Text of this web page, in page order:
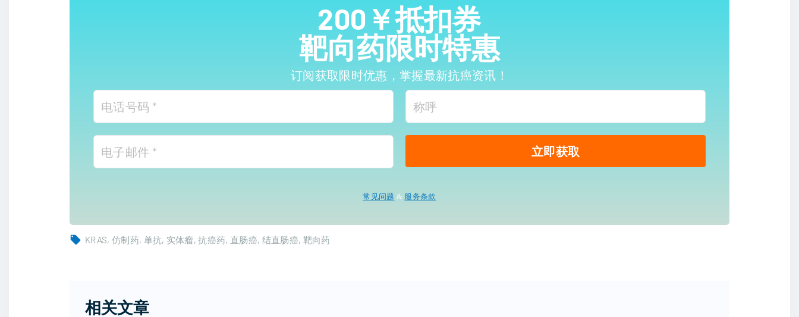
200￥抵扣券
靶向药限时特惠
订阅获取限时优惠，掌握最新抗癌资讯！
常见问题 & 服务条款
KRAS 仿制药 单抗 实体瘤 抗癌药 直肠癌 结直肠癌 靶向药
相关文章